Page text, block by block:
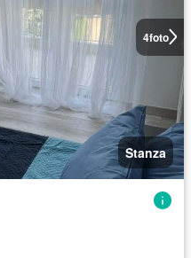
4foto
Stanza